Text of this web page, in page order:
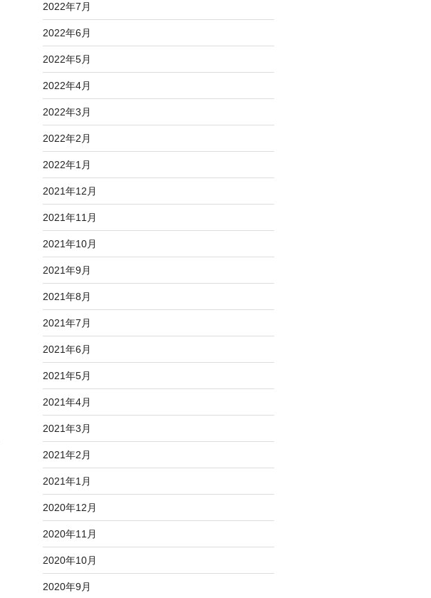
2022年7月
2022年6月
2022年5月
2022年4月
2022年3月
2022年2月
2022年1月
2021年12月
2021年11月
2021年10月
2021年9月
2021年8月
2021年7月
2021年6月
2021年5月
2021年4月
2021年3月
2021年2月
2021年1月
2020年12月
2020年11月
2020年10月
2020年9月